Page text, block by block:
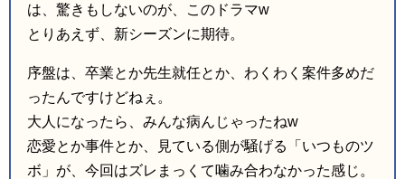
は、驚きもしないのが、このドラマw
とりあえず、新シーズンに期待。
序盤は、卒業とか先生就任とか、わくわく案件多めだ
ったんですけどねぇ。
大人になったら、みんな病んじゃったねw
恋愛とか事件とか、見ている側が騒げる「いつものツ
ボ」が、今回はズレまっくて噛み合わなかった感じ。